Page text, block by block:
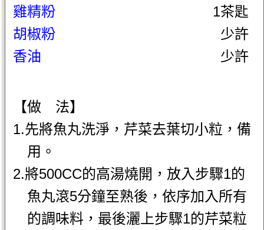
雞精粉
1茶匙
胡椒粉
少許
香油
少許
【做 法】
1.先將魚丸洗淨，芹菜去葉切小粒，備
用。
2.將500CC的高湯燒開，放入步驟1的
魚丸滾5分鐘至熟後，依序加入所有
的調味料，最後灑上步驟1的芹菜粒